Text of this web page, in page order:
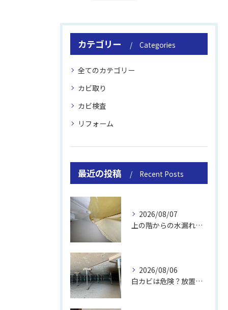
カテゴリー Categories
全てのカテゴリー
カビ取り
カビ検査
リフォーム
最近の投稿 Recent Posts
2026/08/07
上の階からの水漏れでカビ｜対処法と業者
2026/08/06
白カビは危険？放置のリスクと取り方